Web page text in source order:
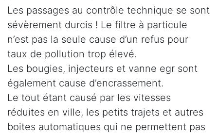
Les passages au contrôle technique se sont
sévèrement durcis ! Le filtre à particule
n’est pas la seule cause d’un refus pour
taux de pollution trop élevé.
Les bougies, injecteurs et vanne egr sont
également cause d’encrassement.
Le tout étant causé par les vitesses
réduites en ville, les petits trajets et autres
boites automatiques qui ne permettent pas